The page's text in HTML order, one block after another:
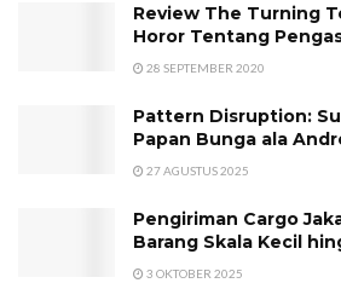
Review The Turning
Horor Tentang
28 SEPTEMBER 2020
Pattern Disruption:
Papan Bunga ala
27 AGUSTUS 2025
Pengiriman Cargo
Barang Skala Kecil
3 OKTOBER 2025